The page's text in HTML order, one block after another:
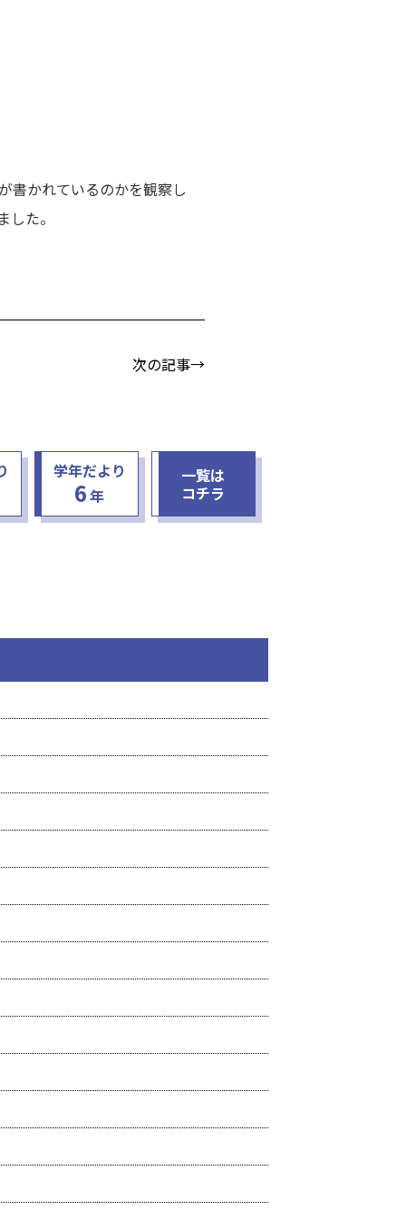
書かれているのかを観察し
た。
次の記事→
学年だより
6年
一覧は
コチラ